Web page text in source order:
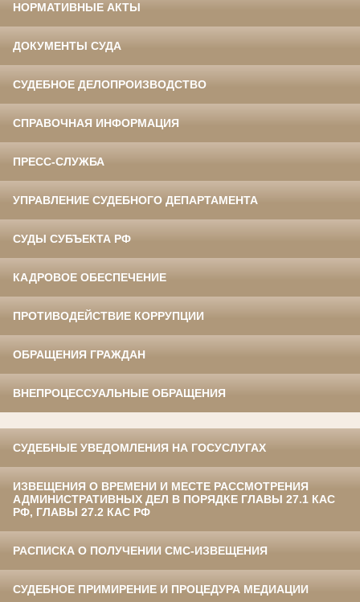
НОРМАТИВНЫЕ АКТЫ
ДОКУМЕНТЫ СУДА
СУДЕБНОЕ ДЕЛОПРОИЗВОДСТВО
СПРАВОЧНАЯ ИНФОРМАЦИЯ
ПРЕСС-СЛУЖБА
УПРАВЛЕНИЕ СУДЕБНОГО ДЕПАРТАМЕНТА
СУДЫ СУБЪЕКТА РФ
КАДРОВОЕ ОБЕСПЕЧЕНИЕ
ПРОТИВОДЕЙСТВИЕ КОРРУПЦИИ
ОБРАЩЕНИЯ ГРАЖДАН
ВНЕПРОЦЕССУАЛЬНЫЕ ОБРАЩЕНИЯ
СУДЕБНЫЕ УВЕДОМЛЕНИЯ НА ГОСУСЛУГАХ
ИЗВЕЩЕНИЯ О ВРЕМЕНИ И МЕСТЕ РАССМОТРЕНИЯ
АДМИНИСТРАТИВНЫХ ДЕЛ В ПОРЯДКЕ ГЛАВЫ 27.1 КАС
РФ, ГЛАВЫ 27.2 КАС РФ
РАСПИСКА О ПОЛУЧЕНИИ СМС-ИЗВЕЩЕНИЯ
СУДЕБНОЕ ПРИМИРЕНИЕ И ПРОЦЕДУРА МЕДИАЦИИ